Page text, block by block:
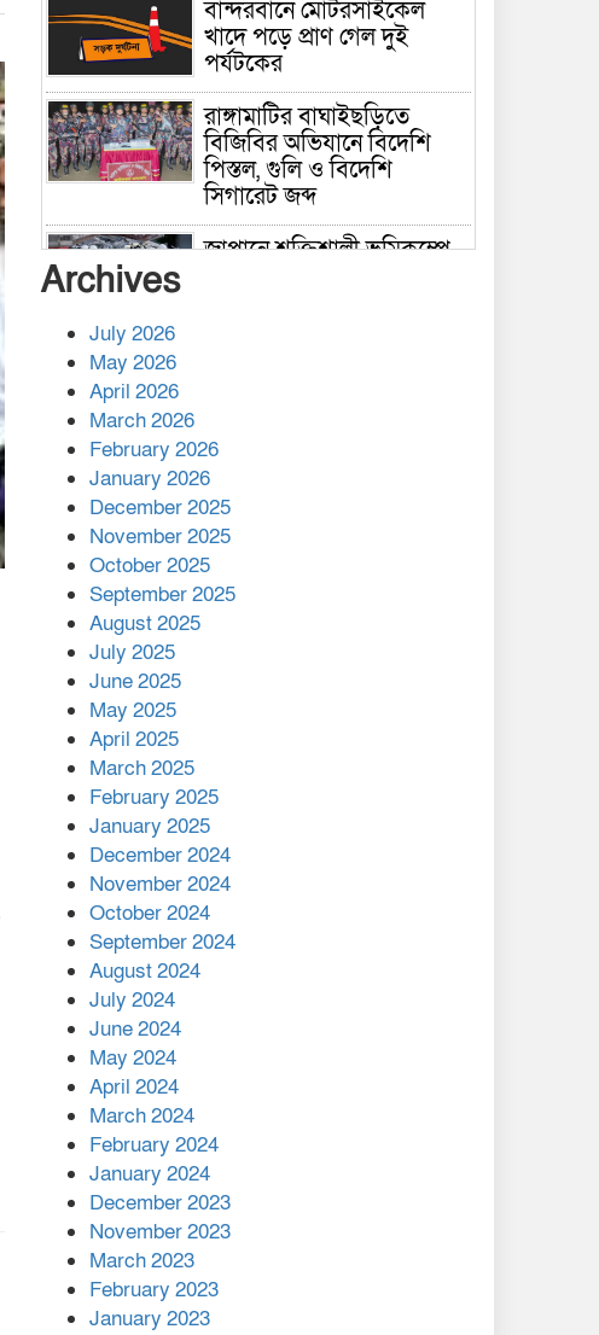
বান্দরবানে মোটরসাইকেল
খাদে পড়ে প্রাণ গেল দুই
পর্যটকের
রাঙ্গামাটির বাঘাইছড়িতে
বিজিবির অভিযানে বিদেশি
পিস্তল, গুলি ও বিদেশি
সিগারেট জব্দ
জাপানে শক্তিশালী ভূমিকম্পে
কাপ্তাই প্রেস ক্লাবের সভাপতি
মাহফুজ, সম্পাদক রিপন মারমা
নির্বাচিত
মালয়েশিয়ার প্রধানমন্ত্রীকে চিঠি
দেয়ার পর ফোন তারেক
রহমানের,গ্যাস সঙ্কট
মোকাবিলায় সহায়তার আশ্বাস
এক বিলিয়ন ডলার বিনিয়োগ
হবে আনোয়ারায়
বান্দরবানে বন্যায় ক্ষতিগ্রস্তদের
মাঝে সহায়তা দিলেন সাচিং প্রু
জেরী
Archives
July 2026
May 2026
April 2026
March 2026
February 2026
January 2026
December 2025
November 2025
October 2025
September 2025
August 2025
July 2025
June 2025
May 2025
April 2025
March 2025
February 2025
January 2025
December 2024
November 2024
October 2024
September 2024
August 2024
July 2024
June 2024
May 2024
April 2024
March 2024
February 2024
January 2024
December 2023
November 2023
March 2023
February 2023
January 2023